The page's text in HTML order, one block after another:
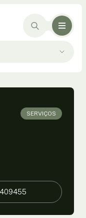
SERVIÇOS